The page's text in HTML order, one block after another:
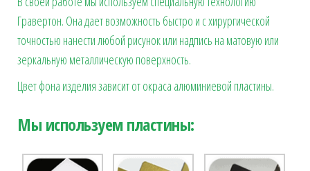
Гравертон. Она дает возможность быстро и с хирургической
точностью нанести любой рисунок или надпись на матовую или
зеркальную металлическую поверхность.
Цвет фона изделия зависит от окраса алюминиевой пластины.
Мы используем пластины: